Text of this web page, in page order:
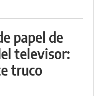
papel de
televisor:
truco